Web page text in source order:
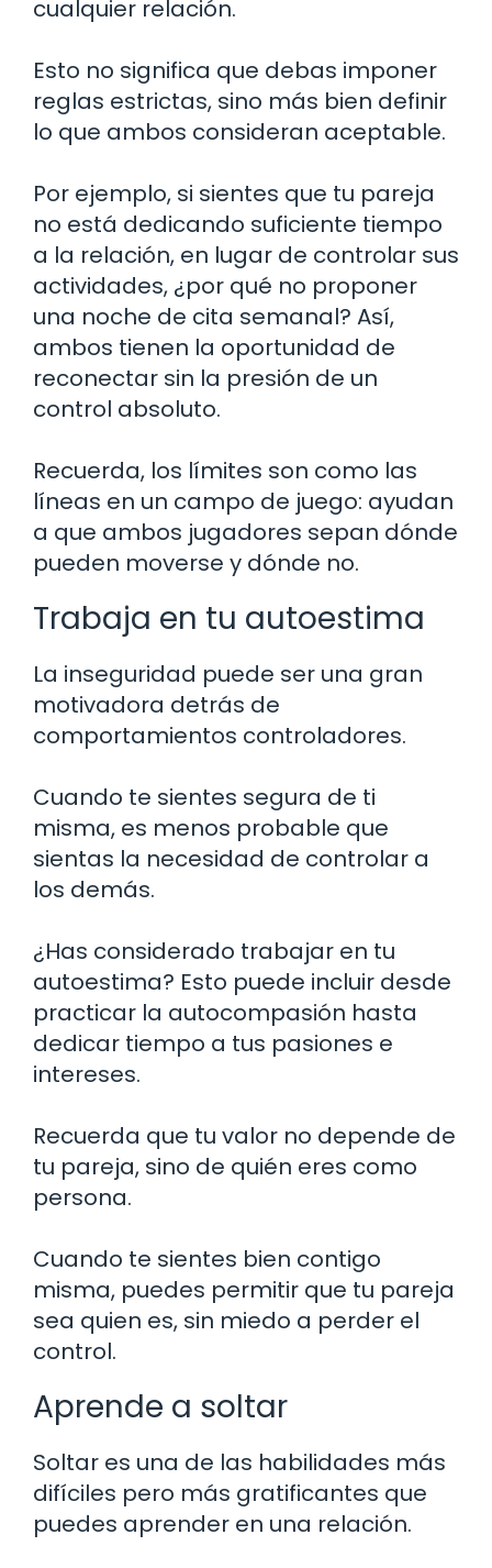
cualquier relación.
Esto no significa que debas imponer
reglas estrictas, sino más bien definir
lo que ambos consideran aceptable.
Por ejemplo, si sientes que tu pareja
no está dedicando suficiente tiempo
a la relación, en lugar de controlar sus
actividades, ¿por qué no proponer
una noche de cita semanal? Así,
ambos tienen la oportunidad de
reconectar sin la presión de un
control absoluto.
Recuerda, los límites son como las
líneas en un campo de juego: ayudan
a que ambos jugadores sepan dónde
pueden moverse y dónde no.
Trabaja en tu autoestima
La inseguridad puede ser una gran
motivadora detrás de
comportamientos controladores.
Cuando te sientes segura de ti
misma, es menos probable que
sientas la necesidad de controlar a
los demás.
¿Has considerado trabajar en tu
autoestima? Esto puede incluir desde
practicar la autocompasión hasta
dedicar tiempo a tus pasiones e
intereses.
Recuerda que tu valor no depende de
tu pareja, sino de quién eres como
persona.
Cuando te sientes bien contigo
misma, puedes permitir que tu pareja
sea quien es, sin miedo a perder el
control.
Aprende a soltar
Soltar es una de las habilidades más
difíciles pero más gratificantes que
puedes aprender en una relación.